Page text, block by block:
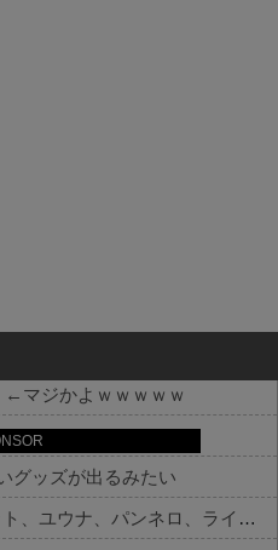
から歪み出す
←マジかよｗｗｗｗｗ
グッズが出るみたい
「ティファ、リノア、ガーネット、ユウナ、パンネロ、ライトニング、ジル」←誰が好き？